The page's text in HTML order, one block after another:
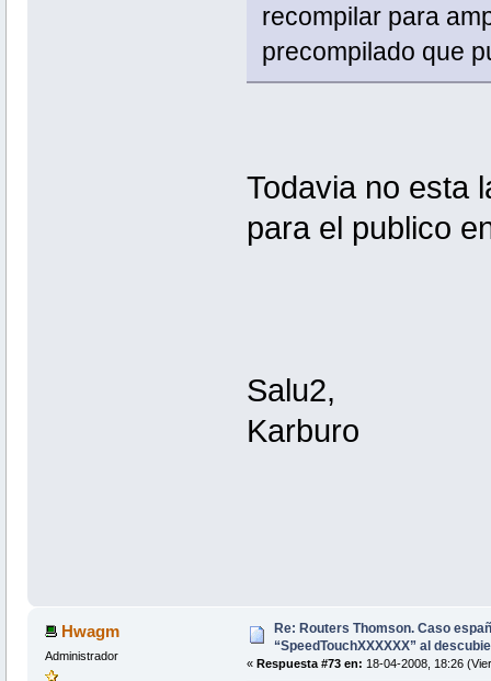
recompilar para
precompilado que
Todavia no esta
para el publico
Salu2,
Karburo
Hwagm
Administrador
Re: Routers Thomson. Caso
“SpeedTouchXXXXXX” al
« Respuesta #73 en: 18-04-2008, 18:26